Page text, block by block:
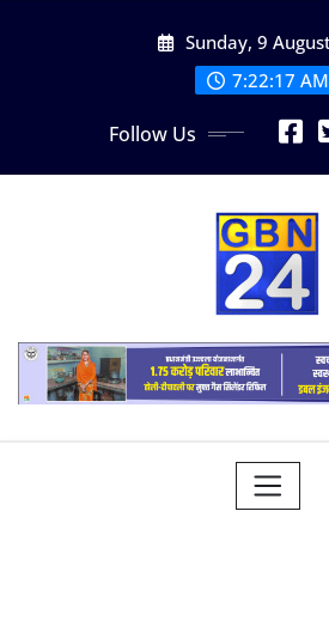
Sunday, 9
7:22:17 AM
Follow Us